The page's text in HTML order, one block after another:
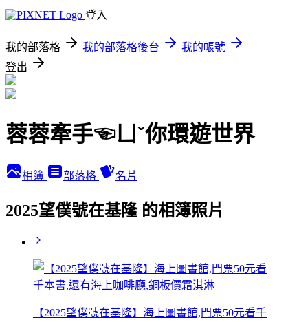
登入
我的部落格 我的部落格後台
我的帳號
登出
蓉蓉牽手☜ㄩˇ你環遊世界
相簿 部落格 名片
2025望僕號在基隆 的相簿照片
【2025望僕號在基隆】海上圖書館,門票50元看千